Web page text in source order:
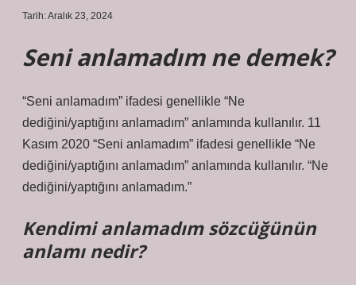
Tarih: Aralık 23, 2024
Seni anlamadım ne demek?
“Seni anlamadım” ifadesi genellikle “Ne
dediğini/yaptığını anlamadım” anlamında kullanılır. 11
Kasım 2020 “Seni anlamadım” ifadesi genellikle “Ne
dediğini/yaptığını anlamadım” anlamında kullanılır. “Ne
dediğini/yaptığını anlamadım.”
Kendimi anlamadım sözcüğünün
anlamı nedir?